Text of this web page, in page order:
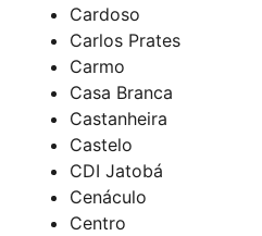
Cardoso
Carlos Prates
Carmo
Casa Branca
Castanheira
Castelo
CDI Jatobá
Cenáculo
Centro